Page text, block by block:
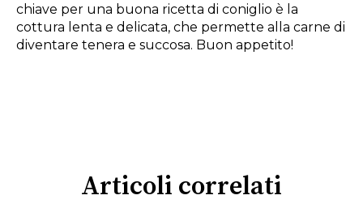
chiave per una buona ricetta di coniglio è la
cottura lenta e delicata, che permette alla carne di
diventare tenera e succosa. Buon appetito!
Articoli correlati